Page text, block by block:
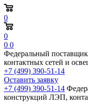
0
0
0 0
Федеральный
контактных сетей и
+7 (499) 390-51-14
Оставить заявку
+7 (499) 390-51-14
конструкций ЛЭП,